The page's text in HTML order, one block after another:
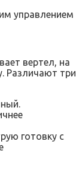
вертел, на
Различают три
готовку с